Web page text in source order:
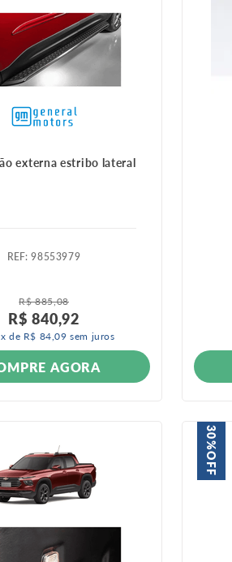
externa estribo lateral
:98553979
R$ 885,08
R$ 840,92
x de R$ 84 ,09 sem juros
AGORA
30%
OFF